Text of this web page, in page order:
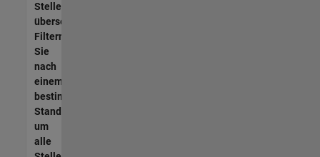
Stellen
übersetzt.
Filtern
Sie
nach
einem
bestimmten
Standort,
um
alle